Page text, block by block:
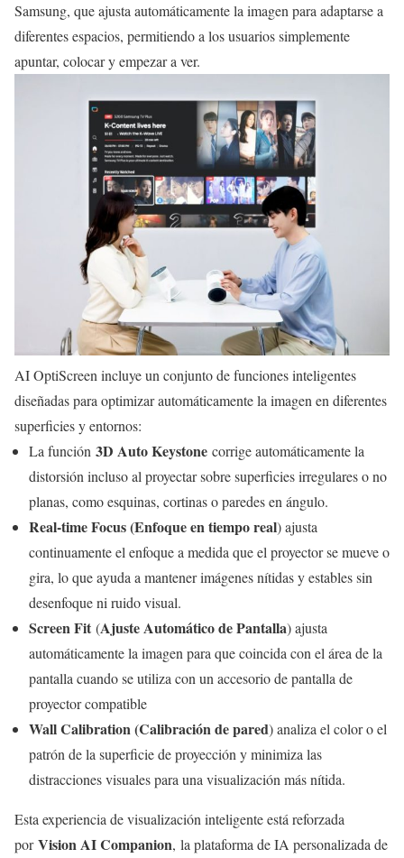
Samsung, que ajusta automáticamente la imagen para adaptarse a
diferentes espacios, permitiendo a los usuarios simplemente
apuntar, colocar y empezar a ver.
AI OptiScreen incluye un conjunto de funciones inteligentes
diseñadas para optimizar automáticamente la imagen en diferentes
superficies y entornos:
La función 3D Auto Keystone corrige automáticamente la
distorsión incluso al proyectar sobre superficies irregulares o no
planas, como esquinas, cortinas o paredes en ángulo.
Real-time Focus (Enfoque en tiempo real) ajusta
continuamente el enfoque a medida que el proyector se mueve o
gira, lo que ayuda a mantener imágenes nítidas y estables sin
desenfoque ni ruido visual.
Screen Fit (Ajuste Automático de Pantalla) ajusta
automáticamente la imagen para que coincida con el área de la
pantalla cuando se utiliza con un accesorio de pantalla de
proyector compatible
Wall Calibration (Calibración de pared) analiza el color o el
patrón de la superficie de proyección y minimiza las
distracciones visuales para una visualización más nítida.
Esta experiencia de visualización inteligente está reforzada
porVision AI Companion, la plataforma de IA personalizada de